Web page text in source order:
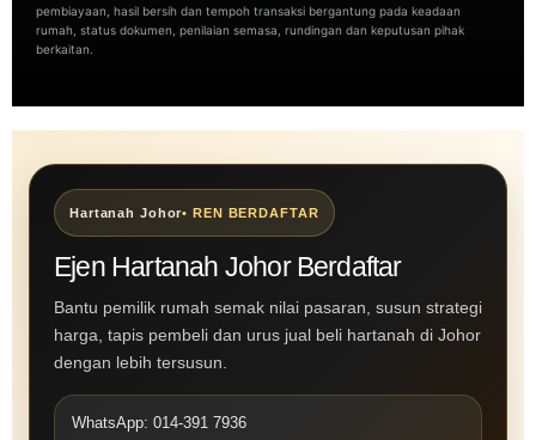
pembiayaan, hasil bersih dan tempoh transaksi bergantung pada keadaan
rumah, status dokumen, penilaian semasa, rundingan dan keputusan pihak
berkaitan.
Hartanah Johor• REN BERDAFTAR
Ejen Hartanah Johor Berdaftar
Bantu pemilik rumah semak nilai pasaran, susun strategi
harga, tapis pembeli dan urus jual beli hartanah di Johor
dengan lebih tersusun.
WhatsApp: 014-391 7936